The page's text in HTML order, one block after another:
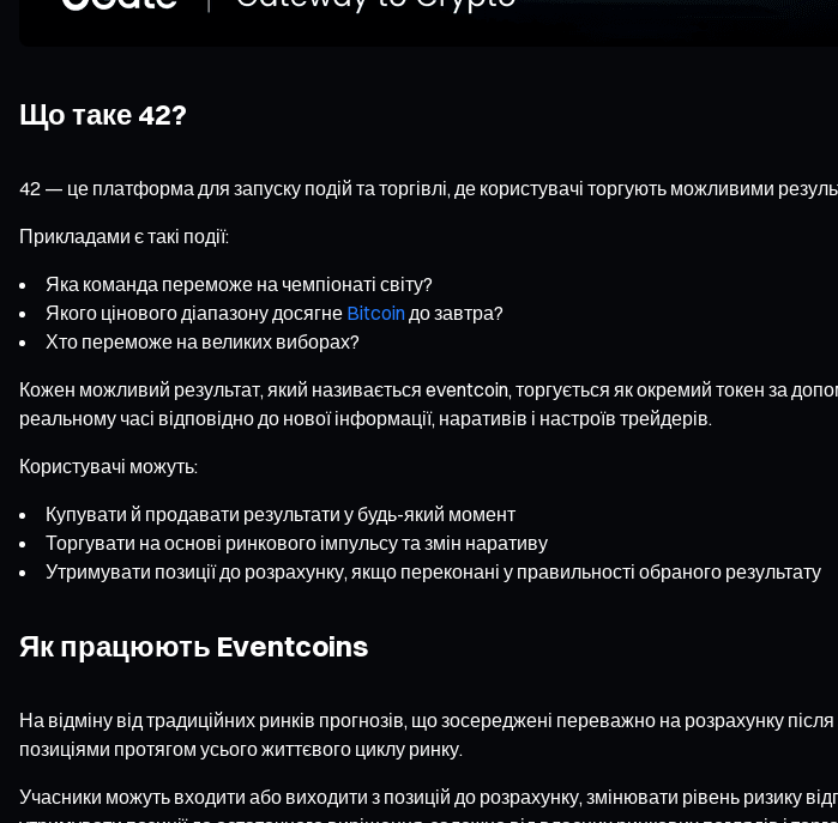
Що таке 42?
42 — це платформа для запуску подій та торгівлі, де користувачі торгують можливими
Прикладами є такі події:
Яка команда переможе на чемпіонаті світу?
Якого цінового діапазону досягне Bitcoin до завтра?
Хто переможе на великих виборах?
Кожен можливий результат, який називається eventcoin, торгується як окремий токен за
реальному часі відповідно до нової інформації, наративів і настроїв трейдерів.
Користувачі можуть:
Купувати й продавати результати у будь-який момент
Торгувати на основі ринкового імпульсу та змін наративу
Утримувати позиції до розрахунку, якщо переконані у правильності обраного результату
Як працюють Eventcoins
На відміну від традиційних ринків прогнозів, що зосереджені переважно на розрахунку
позиціями протягом усього життєвого циклу ринку.
Учасники можуть входити або виходити з позицій до розрахунку, змінювати рівень ризику